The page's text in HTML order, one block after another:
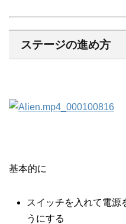
ステージの進め方
基本的に
スイッチを入れて電源
うにする